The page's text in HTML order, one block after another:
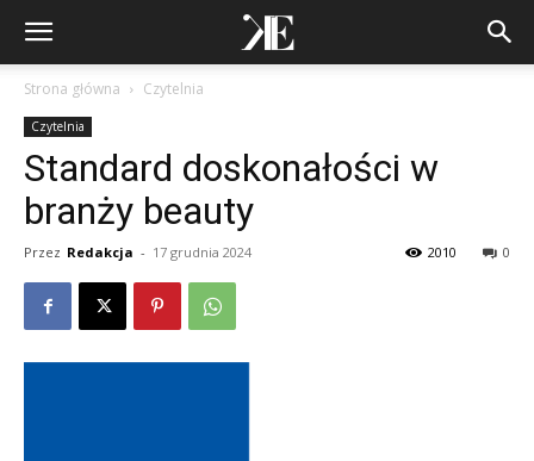
Strona główna Czytelnia
Czytelnia
Standard doskonałości w
branży beauty
Przez Redakcja - 17 grudnia 2024 0
2010